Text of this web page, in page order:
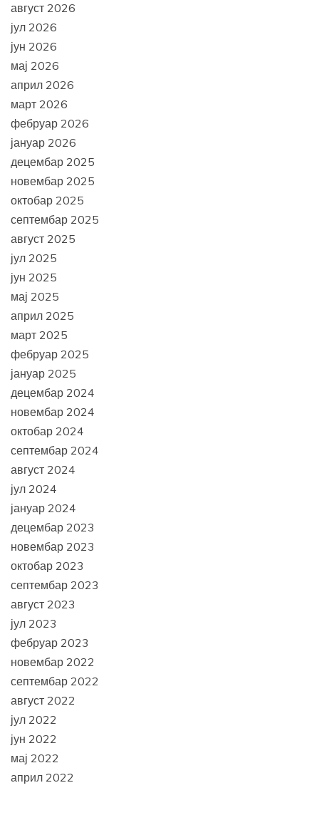
август 2026
јул 2026
јун 2026
мај 2026
април 2026
март 2026
фебруар 2026
јануар 2026
децембар 2025
новембар 2025
октобар 2025
септембар 2025
август 2025
јул 2025
јун 2025
мај 2025
април 2025
март 2025
фебруар 2025
јануар 2025
децембар 2024
новембар 2024
октобар 2024
септембар 2024
август 2024
јул 2024
јануар 2024
децембар 2023
новембар 2023
октобар 2023
септембар 2023
август 2023
јул 2023
фебруар 2023
новембар 2022
септембар 2022
август 2022
јул 2022
јун 2022
мај 2022
април 2022